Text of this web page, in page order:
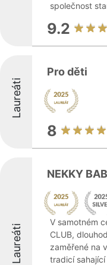
společnost
9.2
Laureáti
Pro děti
8
Laureáti
NEKKY
V samotném
CLUB,
zaměřené na
tradicí